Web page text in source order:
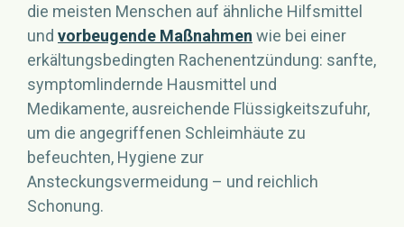
die meisten Menschen auf ähnliche Hilfsmittel
und vorbeugende Maßnahmen wie bei einer
erkältungsbedingten Rachenentzündung: sanfte,
symptomlindernde Hausmittel und
Medikamente, ausreichende Flüssigkeitszufuhr,
um die angegriffenen Schleimhäute zu
befeuchten, Hygiene zur
Ansteckungsvermeidung – und reichlich
Schonung.